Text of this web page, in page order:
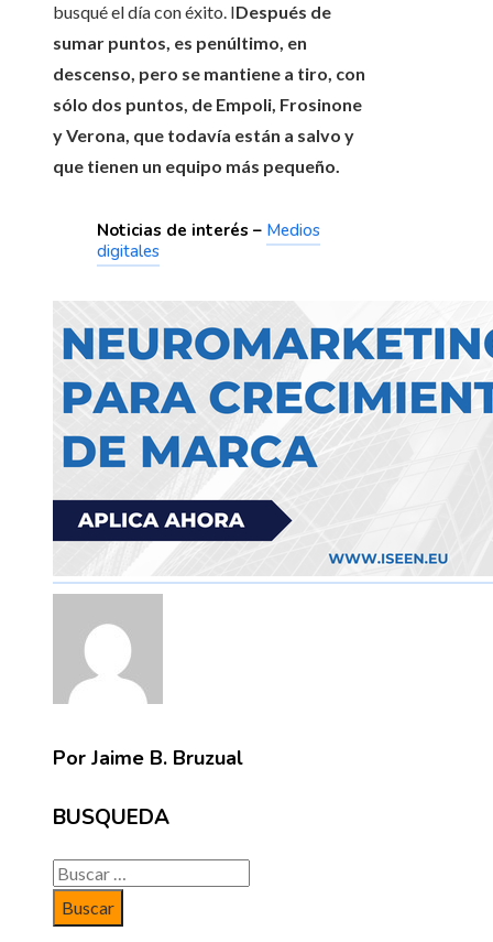
busqué el día con éxito. IDespués de
sumar puntos, es penúltimo, en
descenso, pero se mantiene a tiro, con
sólo dos puntos, de Empoli, Frosinone
y Verona, que todavía están a salvo y
que tienen un equipo más pequeño.
Noticias de interés – Medios
digitales
Por Jaime B. Bruzual
BUSQUEDA
Buscar: